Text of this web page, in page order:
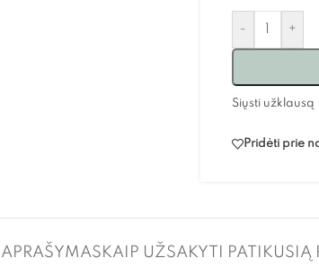
- +
Siųsti užklausą
Pridėti prie
APRAŠYMAS KAIP UŽSAKYTI PATIKUSIĄ